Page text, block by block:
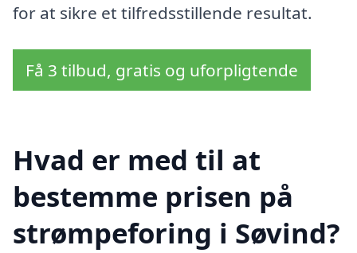
for at sikre et tilfredsstillende resultat.
Få 3 tilbud, gratis og uforpligtende
Hvad er med til at
bestemme prisen på
strømpeforing i Søvind?